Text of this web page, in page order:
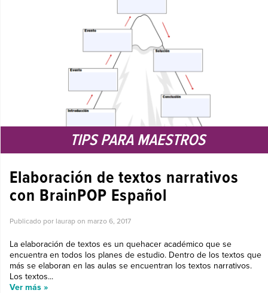
TIPS PARA MAESTROS
Elaboración de textos narrativos
con BrainPOP Español
Publicado por laurap on marzo 6, 2017
La elaboración de textos es un quehacer académico que se
encuentra en todos los planes de estudio. Dentro de los textos que
más se elaboran en las aulas se encuentran los textos narrativos.
Los textos...
Ver más »